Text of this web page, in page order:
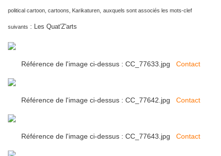
political cartoon, cartoons, Karikaturen, auxquels sont associés les mots-clef
suivants : Les Quat'Z'arts
Référence de l'image ci-dessus : CC_77633.jpg Contact
Référence de l'image ci-dessus : CC_77642.jpg Contact
Référence de l'image ci-dessus : CC_77643.jpg Contact